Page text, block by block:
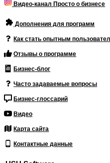
Видео-канал Просто о бизнесе
Дополнения для программ
Как стать опытным
Отзывы о программе
Бизнес-блог
Часто задаваемые вопросы
Бизнес-глоссарий
Видео
Карта сайта
Контактные данные